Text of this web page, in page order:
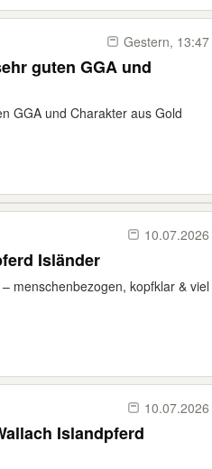
Gestern, 13:47
guten GGA und
GGA und Charakter aus Gold
10.07.2026
Isländer
menschenbezogen, kopfklar & viel
10.07.2026
Islandpferd